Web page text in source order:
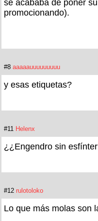
se acababa de poner
promocionando).
#8 aaaaauuuuuuuuu
y esas etiquetas?
#11 Helenx
¿¿Engendro sin
#12 rulotoloko
Lo que más molas son